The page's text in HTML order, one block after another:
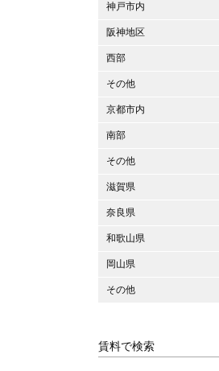
神戸市内
阪神地区
西部
その他
京都市内
南部
その他
滋賀県
奈良県
和歌山県
岡山県
その他
賃料で検索